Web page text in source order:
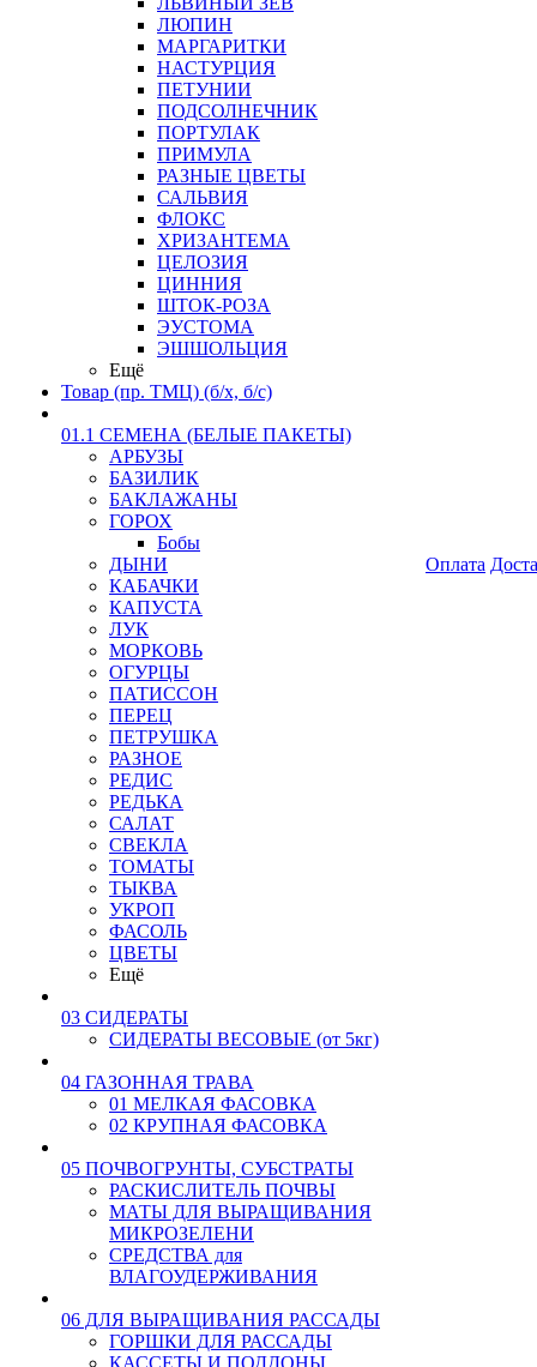
ЛЮПИН
МАРГАРИТКИ
НАСТУРЦИЯ
ПЕТУНИИ
ПОДСОЛНЕЧНИК
ПОРТУЛАК
ПРИМУЛА
РАЗНЫЕ ЦВЕТЫ
САЛЬВИЯ
ФЛОКС
ХРИЗАНТЕМА
ЦЕЛОЗИЯ
ЦИННИЯ
ШТОК-РОЗА
ЭУСТОМА
ЭШШОЛЬЦИЯ
Ещё
Товар (пр. ТМЦ) (б/х, б/с)
01.1 СЕМЕНА (БЕЛЫЕ ПАКЕТЫ)
АРБУЗЫ
БАЗИЛИК
БАКЛАЖАНЫ
ГОРОХ
Бобы
ДЫНИ
КАБАЧКИ
КАПУСТА
ЛУК
МОРКОВЬ
ОГУРЦЫ
ПАТИССОН
ПЕРЕЦ
ПЕТРУШКА
РАЗНОЕ
РЕДИС
РЕДЬКА
САЛАТ
СВЕКЛА
ТОМАТЫ
ТЫКВА
УКРОП
ФАСОЛЬ
ЦВЕТЫ
Ещё
03 СИДЕРАТЫ
СИДЕРАТЫ ВЕСОВЫЕ (от 5кг)
04 ГАЗОННАЯ ТРАВА
01 МЕЛКАЯ ФАСОВКА
02 КРУПНАЯ ФАСОВКА
05 ПОЧВОГРУНТЫ, СУБСТРАТЫ
РАСКИСЛИТЕЛЬ ПОЧВЫ
МАТЫ ДЛЯ ВЫРАЩИВАНИЯ
МИКРОЗЕЛЕНИ
СРЕДСТВА для
ВЛАГОУДЕРЖИВАНИЯ
06 ДЛЯ ВЫРАЩИВАНИЯ РАССАДЫ
ГОРШКИ ДЛЯ РАССАДЫ
КАССЕТЫ И ПОДДОНЫ
Оплата